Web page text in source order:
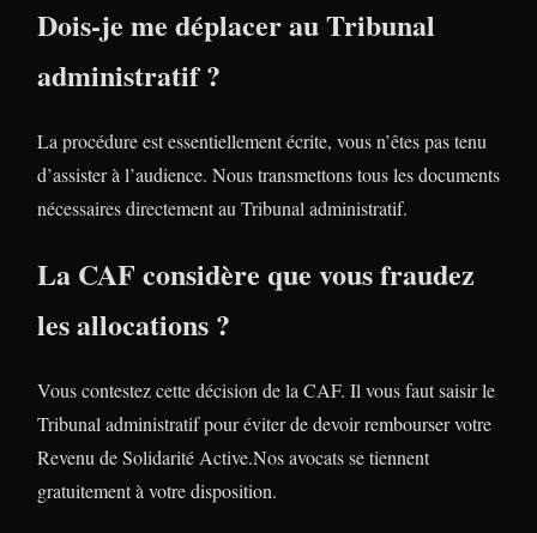
Dois-je me déplacer au Tribunal
administratif ?
La procédure est essentiellement écrite, vous n’êtes pas tenu
d’assister à l’audience. Nous transmettons tous les documents
nécessaires directement au Tribunal administratif.
La CAF considère que vous fraudez
les allocations ?
Vous contestez cette décision de la CAF. Il vous faut saisir le
Tribunal administratif pour éviter de devoir rembourser votre
Revenu de Solidarité Active.Nos avocats se tiennent
gratuitement à votre disposition.